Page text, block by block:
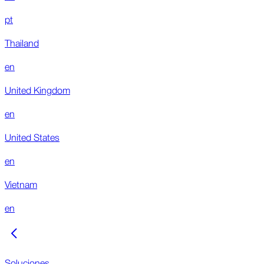
pt
Thailand
en
United Kingdom
en
United States
en
Vietnam
en